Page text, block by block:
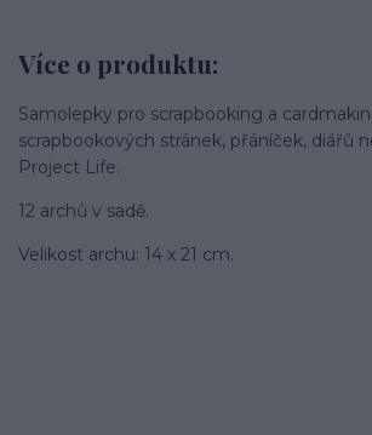
Více o produktu:
Samolepky pro scrapbooking a
scrapbookových stránek, přáníček, diářů
Project Life.
12 archů v sadě.
Velikost archu: 14 x 21 cm.